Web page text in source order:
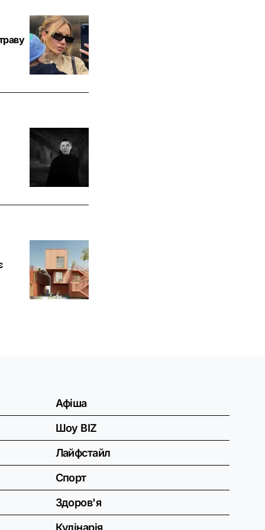
Афіша
Шоу BIZ
Лайфстайл
Спорт
Здоров'я
Кулінарія